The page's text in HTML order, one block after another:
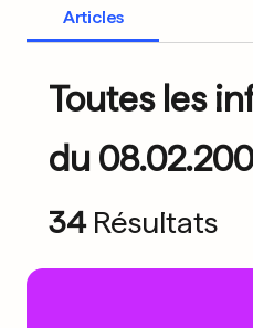
Articles
Toutes les
du
34 Résultats